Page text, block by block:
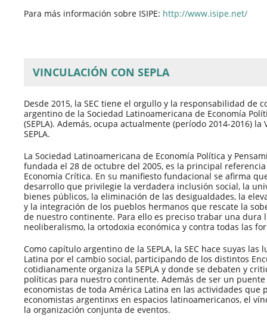
Para más información sobre ISIPE: http://www.isipe.net/
VINCULACIÓN CON SEPLA
Desde 2015, la SEC tiene el orgullo y la responsabilidad de
argentino de la Sociedad Latinoamericana de Economía
(SEPLA). Además, ocupa actualmente (período 2014-2016)
SEPLA.
La Sociedad Latinoamericana de Economía Política y
fundada el 28 de octubre del 2005, es la principal
Economía Crítica. En su manifiesto fundacional se afirma
desarrollo que privilegie la verdadera inclusión social, la
bienes públicos, la eliminación de las desigualdades, la
y la integración de los pueblos hermanos que rescate la
de nuestro continente. Para ello es preciso trabar una dura
neoliberalismo, la ortodoxia económica y contra todas las
Como capítulo argentino de la SEPLA, la SEC hace suyas las
Latina por el cambio social, participando de los distintos
cotidianamente organiza la SEPLA y donde se debaten y
políticas para nuestro continente. Además de ser un
economistas de toda América Latina en las actividades que
economistas argentinxs en espacios latinoamericanos, el
la organización conjunta de eventos.